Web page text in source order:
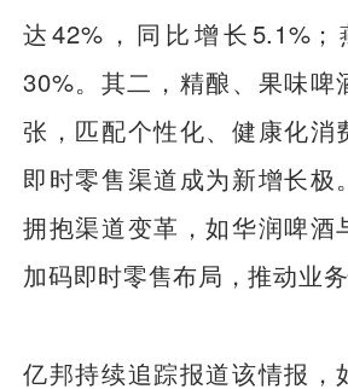
达42%，同比增长5.1%
30%。其二，精酿、果味啤
张，匹配个性化、健康化消
即时零售渠道成为新增长极
拥抱渠道变革，如华润啤酒
加码即时零售布局，推动业务
亿邦持续追踪报道该情报，